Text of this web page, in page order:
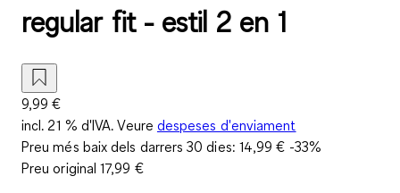
regular fit - estil 2 en 1
9,99 €
incl. 21 % d'IVA. Veure despeses d'enviament
Preu més baix dels darrers 30 dies: 14,99 € -33%
Preu original17,99 €